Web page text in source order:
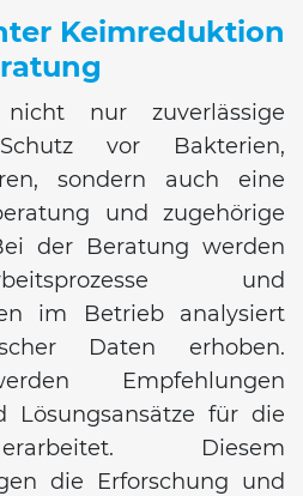
Keimreduktion
nicht nur zuverlässige
vor Bakterien,
sondern auch eine
und zugehörige
der Beratung werden
und
im Betrieb analysiert
Daten erhoben.
Empfehlungen
Lösungsansätze für die
Diesem
die Erforschung und